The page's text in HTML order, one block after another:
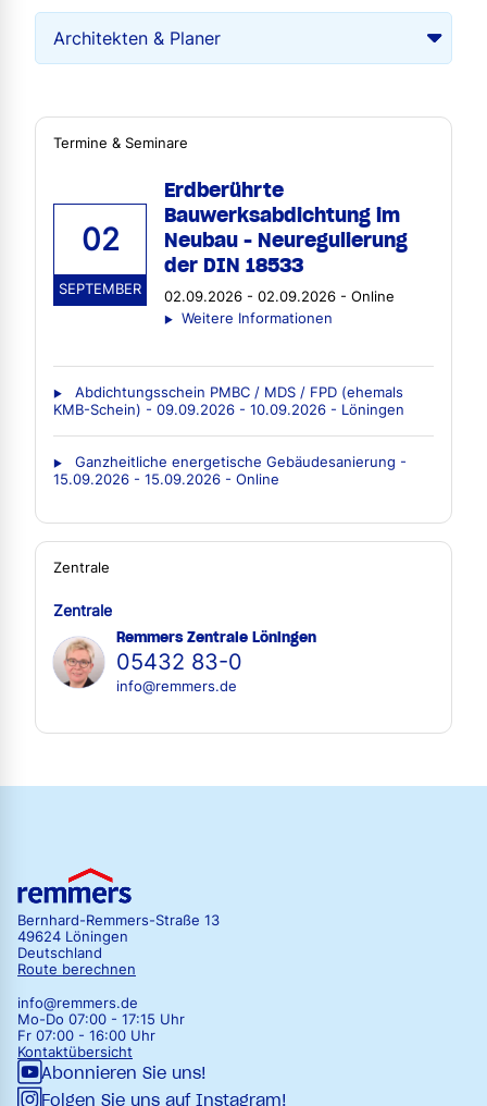
Termine & Seminare
02
SEPTEMBER
Erdberührte
Bauwerksabdichtung im
Neubau - Neuregulierung
der DIN 18533
02.09.2026 - 02.09.2026 - Online
Weitere Informationen
Abdichtungsschein PMBC / MDS / FPD (ehemals
KMB-Schein) - 09.09.2026 - 10.09.2026 - Löningen
Ganzheitliche energetische Gebäudesanierung -
15.09.2026 - 15.09.2026 - Online
Zentrale
Zentrale
Remmers Zentrale Löningen
05432 83-0
info@remmers.de
Bernhard-Remmers-Straße 13
49624 Löningen
Deutschland
Route berechnen
info@remmers.de
Mo-Do 07:00 - 17:15 Uhr
Fr 07:00 - 16:00 Uhr
Kontaktübersicht
Abonnieren Sie uns!
Folgen Sie uns auf Instagram!